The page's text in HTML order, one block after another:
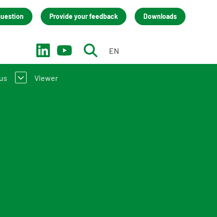
Provide your feedback Downloads
EN
Viewer